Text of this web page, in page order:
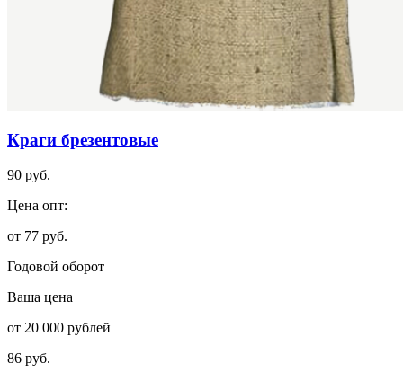
Краги брезентовые
90 руб.
Цена опт:
от 77 руб.
Годовой оборот
Ваша цена
от 20 000 рублей
86 руб.